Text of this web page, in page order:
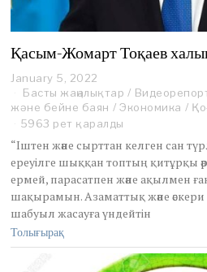
Қасым-Жомарт Тоқаев
January 5, 2022
a
n
u
r
y
5
,
2
0
Басты жаңалықтар /
және бейне баян / Экономика /
5963 рет қаралды
“Іштен және сырттан келген сан
ереуілге шыққан топтың қитұрқы
ермей, парасатпен және ақылмен
шақырамын. Азаматтық және
шабуыл жасауға үндейтін
Толығырақ